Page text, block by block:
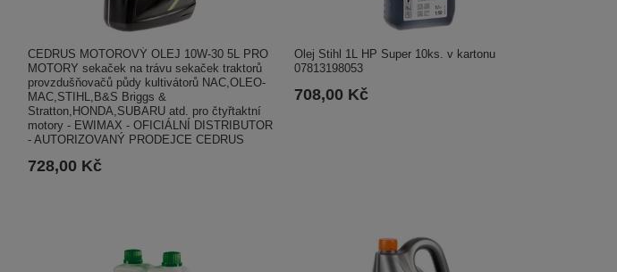
CEDRUS MOTOROVÝ OLEJ 10W-30 5L PRO
MOTORY sekaček na trávu sekaček traktorů
provzdušňovačů půdy kultivátorů NAC,OLEO-
MAC,STIHL,B&S Briggs &
Stratton,HONDA,SUBARU atd. pro čtyřtaktní
motory - EWIMAX - OFICIÁLNÍ DISTRIBUTOR
- AUTORIZOVANÝ PRODEJCE CEDRUS
728,00 Kč
Olej Stihl 1L HP Super 10ks. v kartonu
07813198053
708,00 Kč